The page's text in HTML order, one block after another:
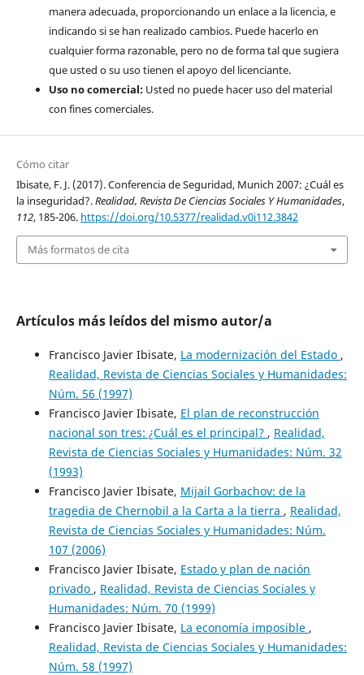
manera adecuada, proporcionando un enlace a la licencia, e
indicando si se han realizado cambios. Puede hacerlo en
cualquier forma razonable, pero no de forma tal que sugiera
que usted o su uso tienen el apoyo del licenciante.
Uso no comercial:Usted no puede hacer uso del material
con fines comerciales.
Cómo citar
Ibisate, F. J. (2017). Conferencia de Seguridad, Munich 2007: ¿Cuál es
la inseguridad?.Realidad, Revista De Ciencias Sociales Y Humanidades,
112, 185-206. https://doi.org/10.5377/realidad.v0i112.3842
Más formatos de cita
Artículos más leídos del mismo autor/a
Francisco Javier Ibisate, La modernización del Estado ,
Realidad, Revista de Ciencias Sociales y Humanidades:
Núm. 56 (1997)
Francisco Javier Ibisate, El plan de reconstrucción
nacional son tres: ¿Cuál es el principal? , Realidad,
Revista de Ciencias Sociales y Humanidades: Núm. 32
(1993)
Francisco Javier Ibisate, Mijail Gorbachov: de la
tragedia de Chernobil a la Carta a la tierra , Realidad,
Revista de Ciencias Sociales y Humanidades: Núm.
107 (2006)
Francisco Javier Ibisate, Estado y plan de nación
privado , Realidad, Revista de Ciencias Sociales y
Humanidades: Núm. 70 (1999)
Francisco Javier Ibisate, La economía imposible ,
Realidad, Revista de Ciencias Sociales y Humanidades:
Núm. 58 (1997)